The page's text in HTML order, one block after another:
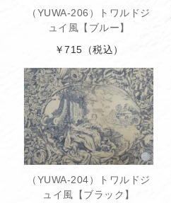
（YUWA-206）トワルドジ
ュイ風【ブルー】
￥715 （税込）
（YUWA-204）トワルドジ
ュイ風【ブラック】